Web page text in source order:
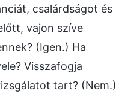
csalárdságot és
vajon szíve
(Igen.) Ha
Visszafogja
tart? (Nem.)